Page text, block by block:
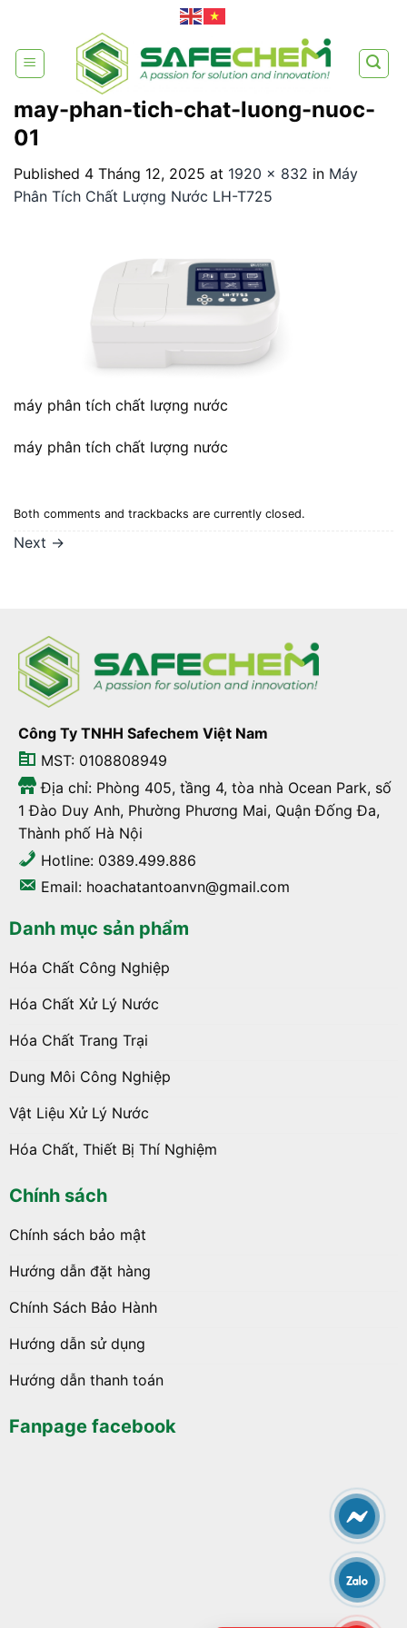
content
may-phan-tich-chat-luong-nuoc-
01
Published 4 Tháng 12, 2025 at 1920 × 832 in Máy
Phân Tích Chất Lượng Nước LH-T725
máy phân tích chất lượng nước
máy phân tích chất lượng nước
Both comments and trackbacks are currently closed.
Next →
Công Ty TNHH Safechem Việt Nam
MST: 0108808949
Địa chỉ: Phòng 405, tầng 4, tòa nhà Ocean Park, số
1 Đào Duy Anh, Phường Phương Mai, Quận Đống Đa,
Thành phố Hà Nội
Hotline: 0389.499.886
Email: hoachatantoanvn@gmail.com
Danh mục sản phẩm
Hóa Chất Công Nghiệp
Hóa Chất Xử Lý Nước
Hóa Chất Trang Trại
Dung Môi Công Nghiệp
Vật Liệu Xử Lý Nước
Hóa Chất, Thiết Bị Thí Nghiệm
Chính sách
Chính sách bảo mật
Hướng dẫn đặt hàng
Chính Sách Bảo Hành
Hướng dẫn sử dụng
Hướng dẫn thanh toán
Fanpage facebook